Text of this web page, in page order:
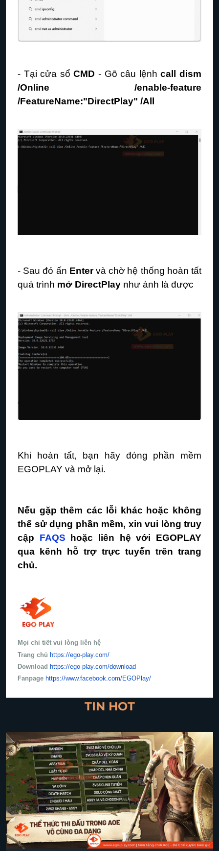
- Tại cửa sổCMD - Gõ câu lệnhcall dism
/Online /enable-feature
/FeatureName:"DirectPlay" /All
- Sau đó ấn Entervà chờ hệ thống hoàn tất
quá trình mở DirectPlay như ảnh là được
Khi hoàn tất, bạn hãy đóng phần mềm
EGOPLAY và mở lại.
Nếu gặp thêm các lỗi khác hoặc không
thể sử dụng phần mềm, xin vui lòng truy
cập FAQS hoặc liên hệ với EGOPLAY
qua kênh hỗ trợ trực tuyến trên trang
chủ.
Mọi chi tiết vui lòng liên hệ
Trang chủ https://ego-play.com/
Download https://ego-play.com/download
Fanpage https://www.facebook.com/EGOPlay/
TIN HOT